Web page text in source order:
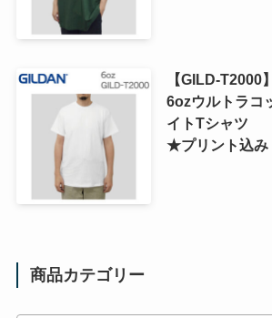
【GILD-T2000】
6ozウルトラコ
イトTシャツ
★プリント込み
商品カテゴリー